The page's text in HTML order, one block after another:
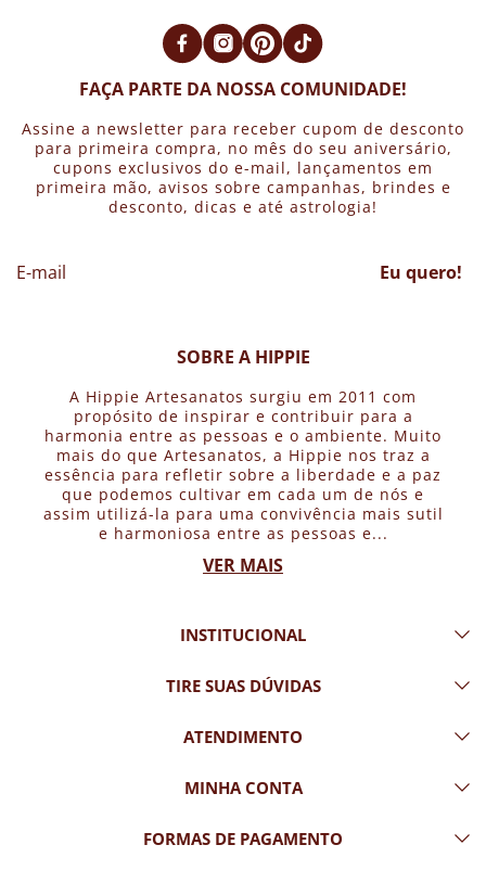
FAÇA PARTE DA NOSSA COMUNIDADE!
Assine a newsletter para receber cupom de desconto
para primeira compra, no mês do seu aniversário,
cupons exclusivos do e-mail, lançamentos em
primeira mão, avisos sobre campanhas, brindes e
desconto, dicas e até astrologia!
Eu quero!
SOBRE A HIPPIE
A Hippie Artesanatos surgiu em 2011 com
propósito de inspirar e contribuir para a
harmonia entre as pessoas e o ambiente. Muito
mais do que Artesanatos, a Hippie nos traz a
essência para refletir sobre a liberdade e a paz
que podemos cultivar em cada um de nós e
assim utilizá-la para uma convivência mais sutil
e harmoniosa entre as pessoas e...
VER MAIS
INSTITUCIONAL
TIRE SUAS DÚVIDAS
ATENDIMENTO
MINHA CONTA
FORMAS DE PAGAMENTO